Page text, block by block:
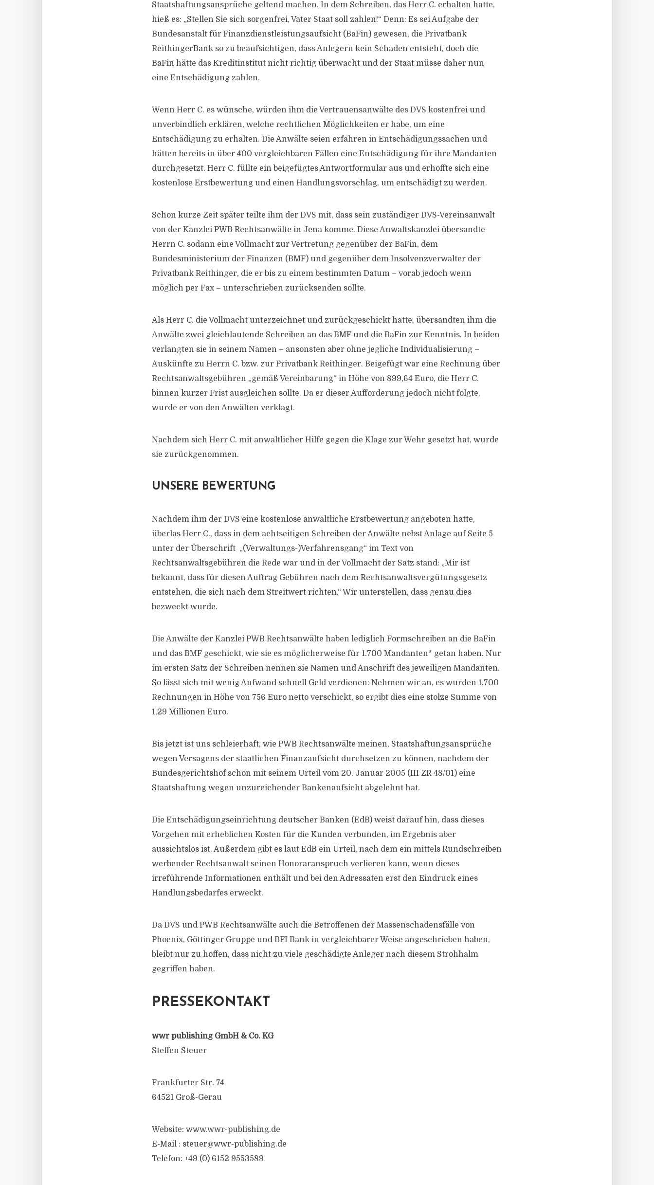
Staatshaftungsansprüche geltend machen. In dem Schreiben, das Herr C. erhalten hatte,
hieß es: „Stellen Sie sich sorgenfrei, Vater Staat soll zahlen!“ Denn: Es sei Aufgabe der
Bundesanstalt für Finanzdienstleistungsaufsicht (BaFin) gewesen, die Privatbank
ReithingerBank so zu beaufsichtigen, dass Anlegern kein Schaden entsteht, doch die
BaFin hätte das Kreditinstitut nicht richtig überwacht und der Staat müsse daher nun
eine Entschädigung zahlen.
Wenn Herr C. es wünsche, würden ihm die Vertrauensanwälte des DVS kostenfrei und
unverbindlich erklären, welche rechtlichen Möglichkeiten er habe, um eine
Entschädigung zu erhalten. Die Anwälte seien erfahren in Entschädigungssachen und
hätten bereits in über 400 vergleichbaren Fällen eine Entschädigung für ihre Mandanten
durchgesetzt. Herr C. füllte ein beigefügtes Antwortformular aus und erhoffte sich eine
kostenlose Erstbewertung und einen Handlungsvorschlag, um entschädigt zu werden.
Schon kurze Zeit später teilte ihm der DVS mit, dass sein zuständiger DVS-Vereinsanwalt
von der Kanzlei PWB Rechtsanwälte in Jena komme. Diese Anwaltskanzlei übersandte
Herrn C. sodann eine Vollmacht zur Vertretung gegenüber der BaFin, dem
Bundesministerium der Finanzen (BMF) und gegenüber dem Insolvenzverwalter der
Privatbank Reithinger, die er bis zu einem bestimmten Datum – vorab jedoch wenn
möglich per Fax – unterschrieben zurücksenden sollte.
Als Herr C. die Vollmacht unterzeichnet und zurückgeschickt hatte, übersandten ihm die
Anwälte zwei gleichlautende Schreiben an das BMF und die BaFin zur Kenntnis. In beiden
verlangten sie in seinem Namen – ansonsten aber ohne jegliche Individualisierung –
Auskünfte zu Herrn C. bzw. zur Privatbank Reithinger. Beigefügt war eine Rechnung über
Rechtsanwaltsgebühren „gemäß Vereinbarung“ in Höhe von 899,64 Euro, die Herr C.
binnen kurzer Frist ausgleichen sollte. Da er dieser Aufforderung jedoch nicht folgte,
wurde er von den Anwälten verklagt.
Nachdem sich Herr C. mit anwaltlicher Hilfe gegen die Klage zur Wehr gesetzt hat, wurde
sie zurückgenommen.
UNSERE BEWERTUNG
Nachdem ihm der DVS eine kostenlose anwaltliche Erstbewertung angeboten hatte,
überlas Herr C., dass in dem achtseitigen Schreiben der Anwälte nebst Anlage auf Seite 5
unter der Überschrift „(Verwaltungs-)Verfahrensgang“ im Text von
Rechtsanwaltsgebühren die Rede war und in der Vollmacht der Satz stand: „Mir ist
bekannt, dass für diesen Auftrag Gebühren nach dem Rechtsanwaltsvergütungsgesetz
entstehen, die sich nach dem Streitwert richten.“ Wir unterstellen, dass genau dies
bezweckt wurde.
Die Anwälte der Kanzlei PWB Rechtsanwälte haben lediglich Formschreiben an die BaFin
und das BMF geschickt, wie sie es möglicherweise für 1.700 Mandanten* getan haben. Nur
im ersten Satz der Schreiben nennen sie Namen und Anschrift des jeweiligen Mandanten.
So lässt sich mit wenig Aufwand schnell Geld verdienen: Nehmen wir an, es wurden 1.700
Rechnungen in Höhe von 756 Euro netto verschickt, so ergibt dies eine stolze Summe von
1,29 Millionen Euro.
Bis jetzt ist uns schleierhaft, wie PWB Rechtsanwälte meinen, Staatshaftungsansprüche
wegen Versagens der staatlichen Finanzaufsicht durchsetzen zu können, nachdem der
Bundesgerichtshof schon mit seinem Urteil vom 20. Januar 2005 (III ZR 48/01) eine
Staatshaftung wegen unzureichender Bankenaufsicht abgelehnt hat.
Die Entschädigungseinrichtung deutscher Banken (EdB) weist darauf hin, dass dieses
Vorgehen mit erheblichen Kosten für die Kunden verbunden, im Ergebnis aber
aussichtslos ist. Außerdem gibt es laut EdB ein Urteil, nach dem ein mittels Rundschreiben
werbender Rechtsanwalt seinen Honoraranspruch verlieren kann, wenn dieses
irreführende Informationen enthält und bei den Adressaten erst den Eindruck eines
Handlungsbedarfes erweckt.
Da DVS und PWB Rechtsanwälte auch die Betroffenen der Massenschadensfälle von
Phoenix, Göttinger Gruppe und BFI Bank in vergleichbarer Weise angeschrieben haben,
bleibt nur zu hoffen, dass nicht zu viele geschädigte Anleger nach diesem Strohhalm
gegriffen haben.
PRESSEKONTAKT
wwr publishing GmbH & Co. KG
Steffen Steuer
Frankfurter Str. 74
64521 Groß-Gerau
Website: www.wwr-publishing.de
E-Mail : steuer@wwr-publishing.de
Telefon: +49 (0) 6152 9553589